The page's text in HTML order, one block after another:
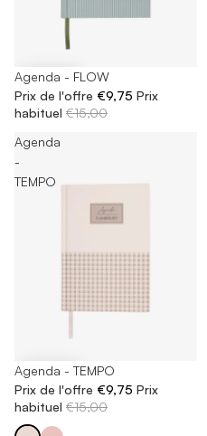
-35%
Agenda - FLOW
Prix de l'offre €9,75 Prix
habituel €15,00
Agenda
-
TEMPO
-35%
Agenda - TEMPO
Prix de l'offre €9,75 Prix
habituel €15,00